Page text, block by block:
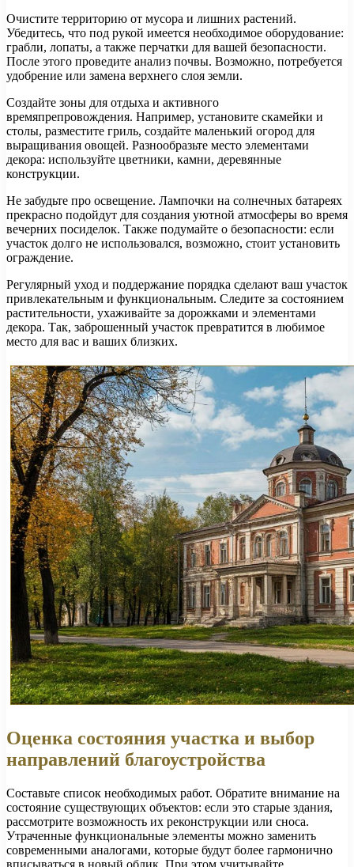
Очистите территорию от мусора и лишних растений.
Убедитесь, что под рукой имеется необходимое оборудование:
грабли, лопаты, а также перчатки для вашей безопасности.
После этого проведите анализ почвы. Возможно, потребуется
удобрение или замена верхнего слоя земли.
Создайте зоны для отдыха и активного
времяпрепровождения. Например, установите скамейки и
столы, разместите гриль, создайте маленький огород для
выращивания овощей. Разнообразьте место элементами
декора: используйте цветники, камни, деревянные
конструкции.
Не забудьте про освещение. Лампочки на солнечных батареях
прекрасно подойдут для создания уютной атмосферы во время
вечерних посиделок. Также подумайте о безопасности: если
участок долго не использовался, возможно, стоит установить
ограждение.
Регулярный уход и поддержание порядка сделают ваш участок
привлекательным и функциональным. Следите за состоянием
растительности, ухаживайте за дорожками и элементами
декора. Так, заброшенный участок превратится в любимое
место для вас и ваших близких.
Оценка состояния участка и выбор
направлений благоустройства
Составьте список необходимых работ. Обратите внимание на
состояние существующих объектов: если это старые здания,
рассмотрите возможность их реконструкции или сноса.
Утраченные функциональные элементы можно заменить
современными аналогами, которые будут более гармонично
вписываться в новый облик. При этом учитывайте